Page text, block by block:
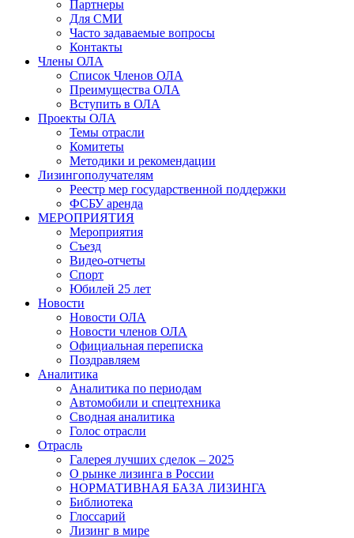
Партнеры
Для СМИ
Часто задаваемые вопросы
Контакты
Члены ОЛА
Список Членов ОЛА
Преимущества ОЛА
Вступить в ОЛА
Проекты ОЛА
Темы отрасли
Комитеты
Методики и рекомендации
Лизингополучателям
Реестр мер государственной поддержки
ФСБУ аренда
МЕРОПРИЯТИЯ
Мероприятия
Съезд
Видео-отчеты
Спорт
Юбилей 25 лет
Новости
Новости ОЛА
Новости членов ОЛА
Официальная переписка
Поздравляем
Аналитика
Аналитика по периодам
Автомобили и спецтехника
Сводная аналитика
Голос отрасли
Отрасль
Галерея лучших сделок – 2025
О рынке лизинга в России
НОРМАТИВНАЯ БАЗА ЛИЗИНГА
Библиотека
Глоссарий
Лизинг в мире